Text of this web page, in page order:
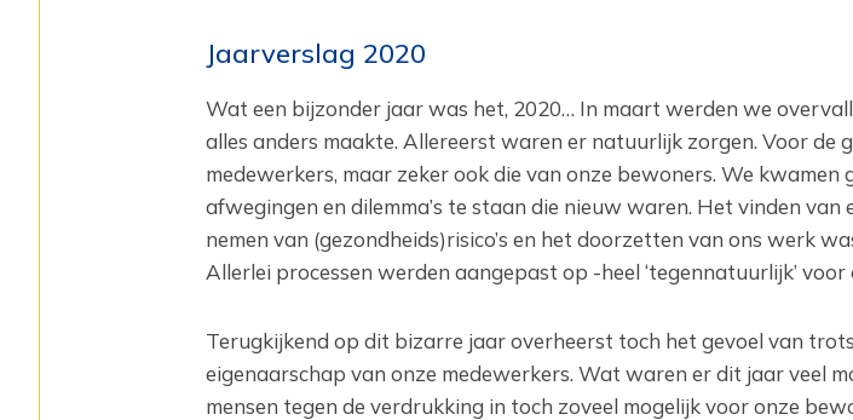
Jaarverslag 2020
Wat een bijzonder jaar was het, 2020… In maart werden we
alles anders maakte. Allereerst waren er natuurlijk zorgen. Voor de
medewerkers, maar zeker ook die van onze bewoners. We kwamen
afwegingen en dilemma’s te staan die nieuw waren. Het vinden van
nemen van (gezondheids)risico’s en het doorzetten van ons werk
Allerlei processen werden aangepast op -heel ‘tegennatuurlijk’
Terugkijkend op dit bizarre jaar overheerst toch het gevoel van
eigenaarschap van onze medewerkers. Wat waren er dit jaar veel
mensen tegen de verdrukking in toch zoveel mogelijk voor onze